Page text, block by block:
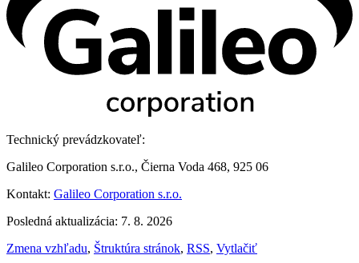
Technický prevádzkovateľ:
Galileo Corporation s.r.o., Čierna Voda 468, 925 06
Kontakt: Galileo Corporation s.r.o.
Posledná aktualizácia: 7. 8. 2026
Zmena vzhľadu, Štruktúra stránok, RSS, Vytlačiť